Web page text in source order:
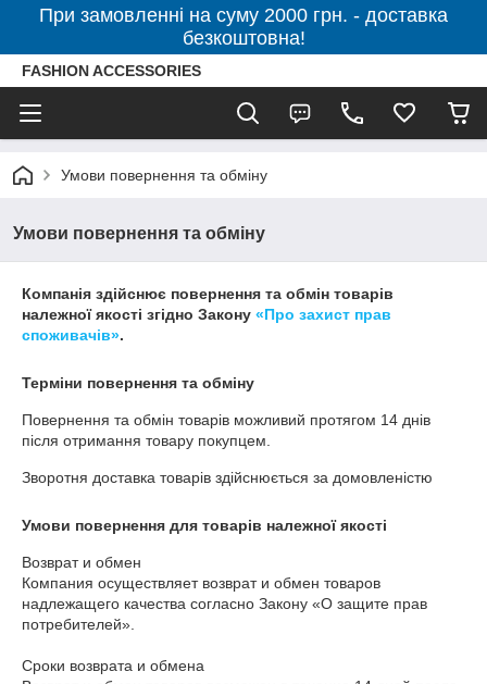
При замовленні на суму 2000 грн. - доставка
безкоштовна!
FASHION ACCESSORIES
Умови повернення та обміну
Умови повернення та обміну
Компанія здійснює повернення та обмін товарів
належної якості згідно Закону «Про захист прав
споживачів».
Терміни повернення та обміну
Повернення та обмін товарів можливий протягом 14 днів
після отримання товару покупцем.
Зворотня доставка товарів здійснюється за домовленістю
Умови повернення для товарів належної якості
Возврат и обмен
Компания осуществляет возврат и обмен товаров
надлежащего качества согласно Закону «О защите прав
потребителей».
Сроки возврата и обмена